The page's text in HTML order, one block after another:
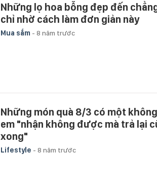
Những lọ hoa bỗng đẹp đến
chỉ nhờ cách làm đơn giản này
Mua sắm - 8 năm trước
Những món quà 8/3 có một
em "nhận không được mà trả lại
xong"
Lifestyle - 8 năm trước